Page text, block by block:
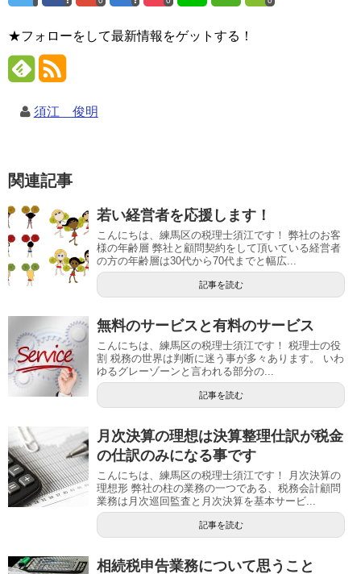
★フォローをして最新情報をゲットする！
須江 俊明
関連記事
若い経営者を応援します！
こんにちは、練馬区の税理士須江です！ 弊社のお客
様の年齢層 弊社と顧問契約をして頂いている経営者
の方の年齢層は30代から70代までと幅広...
記事を読む
無料のサービスと有料のサービス
こんにちは、練馬区の税理士須江です！ 税理士の役
割 税務の世界は判断に迷う事が多々あります。 いわ
ゆるグレーゾーンと言われる部分の...
記事を読む
月次決算の理想は決算整理仕訳が税金
の仕訳のみになる事です
こんにちは、練馬区の税理士須江です！ 月次決算の
理想形 弊社の柱の業務の一つである、税務会計顧問
業務は月次巡回監査と月次決算を基本サービ...
記事を読む
相続税申告業務について思うこと